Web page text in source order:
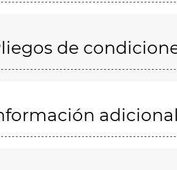
de